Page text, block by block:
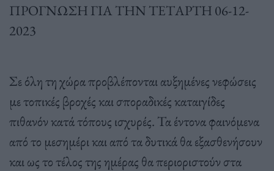
ΠΡΟΓΝΩΣΗ ΓΙΑ ΤΗΝ ΤΕΤΑΡΤΗ 06-12-
2023
Σε όλη τη χώρα προβλέπονται αυξημένες νεφώσεις
με τοπικές βροχές και σποραδικές καταιγίδες
πιθανόν κατά τόπους ισχυρές. Τα έντονα φαινόμενα
από το μεσημέρι και από τα δυτικά θα εξασθενήσουν
και ως το τέλος της ημέρας θα περιοριστούν στα